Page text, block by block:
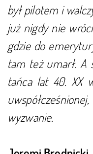
był pilotem i
już nigdy nie
gdzie do
tam też umarł. A
tańca lat 40. XX
wyzwanie.